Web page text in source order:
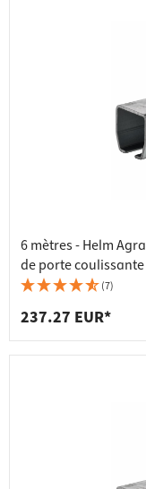
6 mètres - Helm
de porte coulissante
(7)
237.27 EUR*